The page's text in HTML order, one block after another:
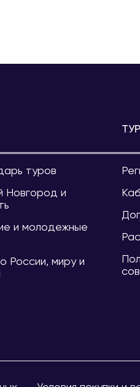
туров
Новгород и
и молодежные
России, миру и